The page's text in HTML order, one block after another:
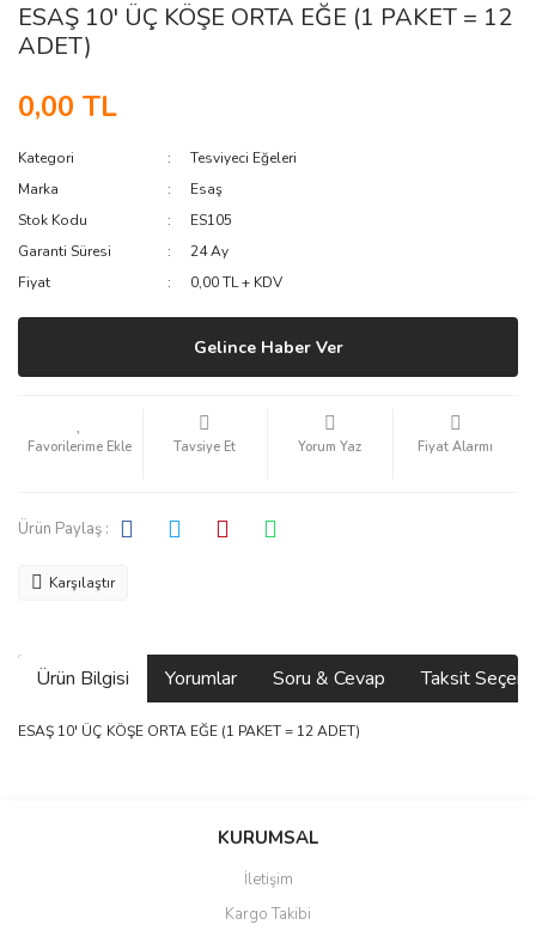
ESAŞ 10' ÜÇ KÖŞE ORTA EĞE (1 PAKET = 12
ADET)
0,00 TL
Kategori
Tesviyeci Eğeleri
Marka
Esaş
Stok Kodu
ES105
Garanti Süresi
24 Ay
Fiyat
0,00 TL + KDV
Gelince Haber Ver
Tavsiye Et Yorum Yaz Fiyat Alarmı
Ürün Paylaş :
Karşılaştır
Ürün Bilgisi Yorumlar Soru & Cevap Taksit
ESAŞ 10' ÜÇ KÖŞE ORTA EĞE (1 PAKET = 12 ADET)
Bu ürüne ilk yorumu siz yapın!
Ürün hakkında henüz soru sorulmamış.
Ürün resmi kalitesiz, bozuk veya görüntülenemiyor.
KURUMSAL
İletişim
Kargo Takibi